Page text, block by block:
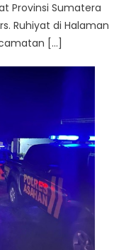
Provinsi Sumatera
Ruhiyat di Halaman
[…]